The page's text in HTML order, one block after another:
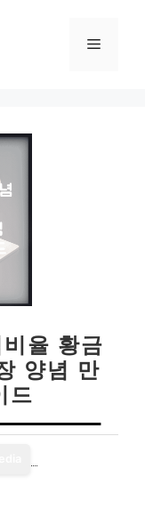
메
율 황금
양념 만
드